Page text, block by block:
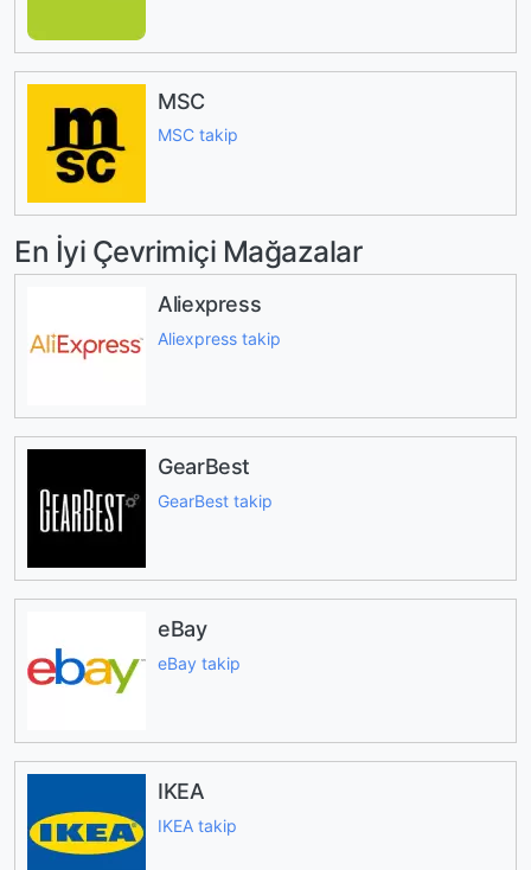
MSC
MSC takip
En İyi Çevrimiçi Mağazalar
Aliexpress
Aliexpress takip
GearBest
GearBest takip
eBay
eBay takip
IKEA
IKEA takip